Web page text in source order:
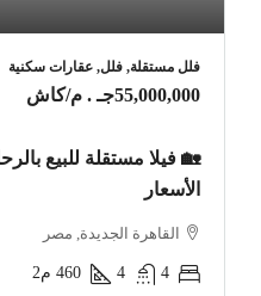
فلل مستقلة, فلل, عقارات سكنية
55,000,000جـ . م /كاش
🏡 فيلا مستقلة للبيع
الأسعار
القاهرة الجديدة, مصر
4
4
460 م2